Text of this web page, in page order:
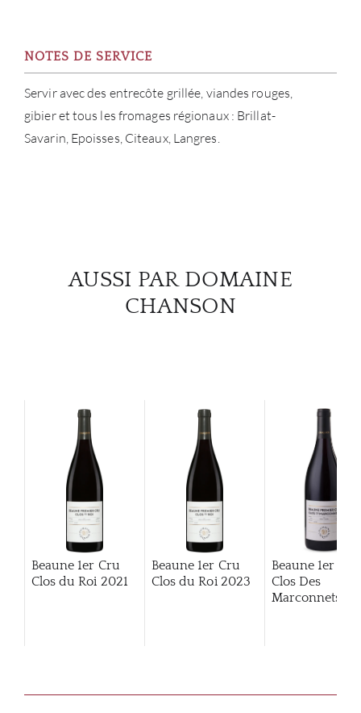
NOTES DE SERVICE
Servir avec des entrecôte grillée, viandes rouges,
gibier et tous les fromages régionaux : Brillat-
Savarin, Epoisses, Citeaux, Langres.
AUSSI PAR DOMAINE
CHANSON
Beaune 1er Cru
Clos du Roi 2021
Beaune 1er Cru
Clos du Roi 2023
Beaune 1er Cru
Clos Des
Marconnets